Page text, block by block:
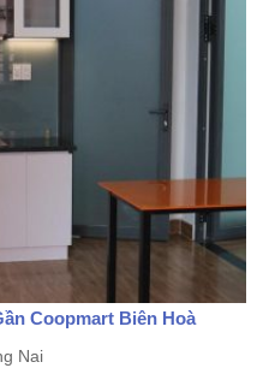
Coopmart Biên Hoà
Nai